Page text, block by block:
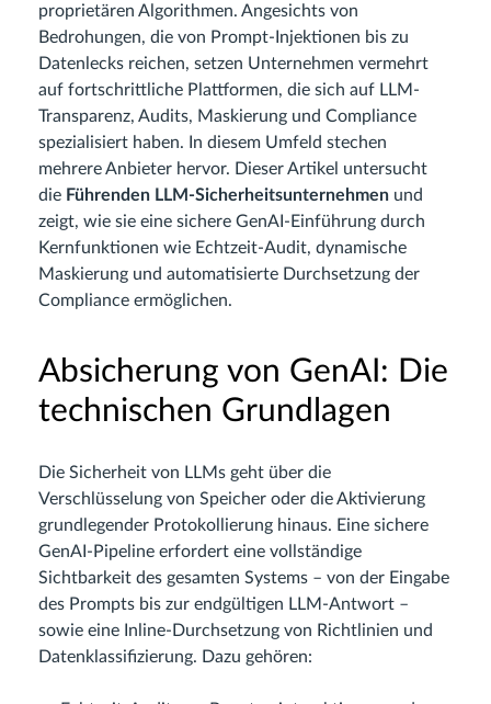
proprietären Algorithmen. Angesichts von
Bedrohungen, die von Prompt-Injektionen bis zu
Datenlecks reichen, setzen Unternehmen vermehrt
auf fortschrittliche Plattformen, die sich auf LLM-
Transparenz, Audits, Maskierung und Compliance
spezialisiert haben. In diesem Umfeld stechen
mehrere Anbieter hervor. Dieser Artikel untersucht
die Führenden LLM-Sicherheitsunternehmen und
zeigt, wie sie eine sichere GenAI-Einführung durch
Kernfunktionen wie Echtzeit-Audit, dynamische
Maskierung und automatisierte Durchsetzung der
Compliance ermöglichen.
Absicherung von GenAI: Die
technischen Grundlagen
Die Sicherheit von LLMs geht über die
Verschlüsselung von Speicher oder die Aktivierung
grundlegender Protokollierung hinaus. Eine sichere
GenAI-Pipeline erfordert eine vollständige
Sichtbarkeit des gesamten Systems – von der Eingabe
des Prompts bis zur endgültigen LLM-Antwort –
sowie eine Inline-Durchsetzung von Richtlinien und
Datenklassifizierung. Dazu gehören: